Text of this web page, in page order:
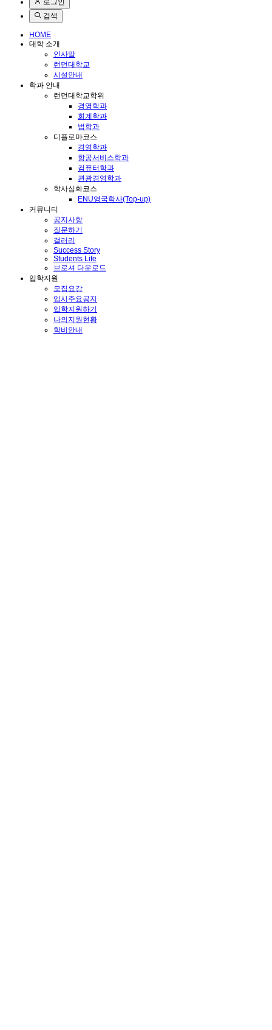
로그인
검색
HOME
대학 소개
인사말
런던대학교
시설안내
학과 안내
런던대학교학위
경영학과
회계학과
법학과
디플로마코스
경영학과
항공서비스학과
컴퓨터학과
관광경영학과
학사심화코스
ENU영국학사(Top-up)
커뮤니티
공지사항
질문하기
갤러리
Success Story
Students Life
브로셔 다운로드
입학지원
모집요강
입시주요공지
입학지원하기
나의지원현황
학비안내